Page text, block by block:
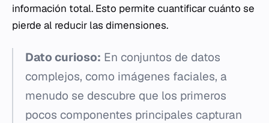
información total. Esto permite cuantificar cuánto se
pierde al reducir las dimensiones.
Dato curioso: En conjuntos de datos
complejos, como imágenes faciales, a
menudo se descubre que los primeros
pocos componentes principales capturan